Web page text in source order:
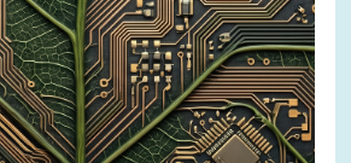
BILDMATERIAL
ZEW IN DEN MEDIEN